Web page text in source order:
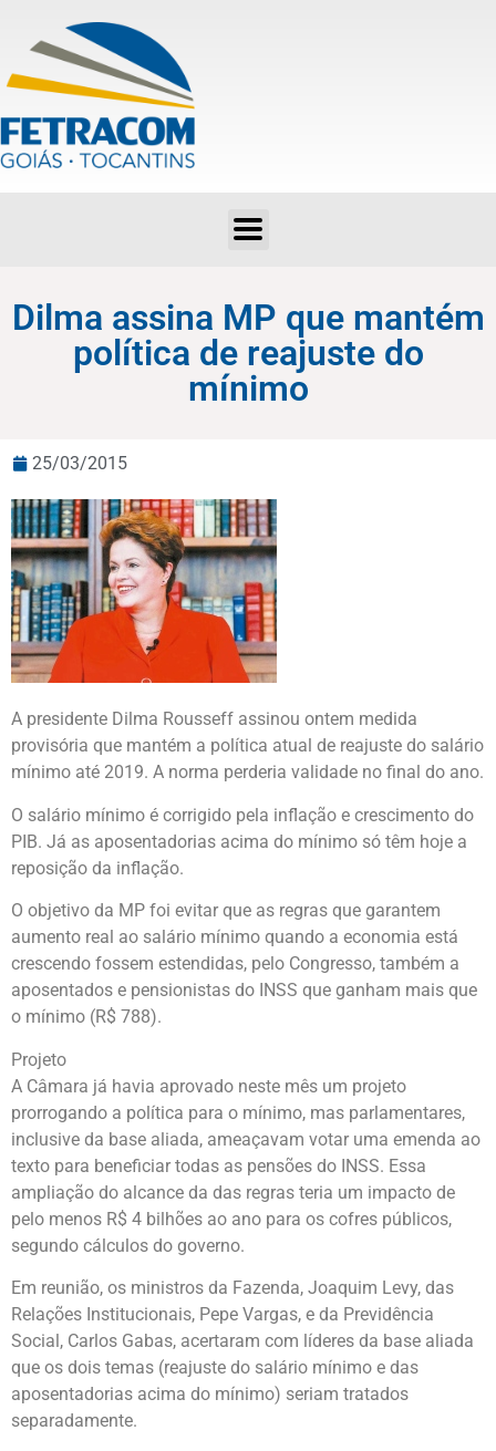
Dilma assina MP que mantém
política de reajuste do
mínimo
25/03/2015
A presidente Dilma Rousseff assinou ontem medida
provisória que mantém a política atual de reajuste do salário
mínimo até 2019. A norma perderia validade no final do ano.
O salário mínimo é corrigido pela inflação e crescimento do
PIB. Já as aposentadorias acima do mínimo só têm hoje a
reposição da inflação.
O objetivo da MP foi evitar que as regras que garantem
aumento real ao salário mínimo quando a economia está
crescendo fossem estendidas, pelo Congresso, também a
aposentados e pensionistas do INSS que ganham mais que
o mínimo (R$ 788).
Projeto
A Câmara já havia aprovado neste mês um projeto
prorrogando a política para o mínimo, mas parlamentares,
inclusive da base aliada, ameaçavam votar uma emenda ao
texto para beneficiar todas as pensões do INSS. Essa
ampliação do alcance da das regras teria um impacto de
pelo menos R$ 4 bilhões ao ano para os cofres públicos,
segundo cálculos do governo.
Em reunião, os ministros da Fazenda, Joaquim Levy, das
Relações Institucionais, Pepe Vargas, e da Previdência
Social, Carlos Gabas, acertaram com líderes da base aliada
que os dois temas (reajuste do salário mínimo e das
aposentadorias acima do mínimo) seriam tratados
separadamente.